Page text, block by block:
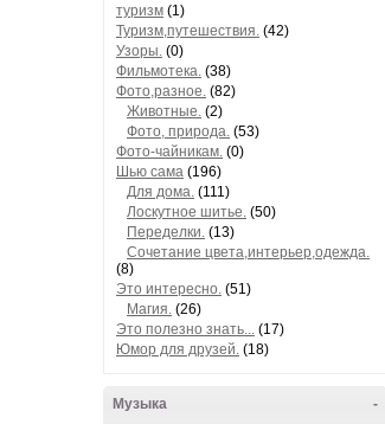
туризм (1)
Туризм,путешествия. (42)
Узоры. (0)
Фильмотека. (38)
Фото,разное. (82)
Животные. (2)
Фото, природа. (53)
Фото-чайникам. (0)
Шью сама (196)
Для дома. (111)
Лоскутное шитье. (50)
Переделки. (13)
Сочетание цвета,интерьер,одежда.
(8)
Это интересно. (51)
Магия. (26)
Это полезно знать... (17)
Юмор для друзей. (18)
-
Музыка